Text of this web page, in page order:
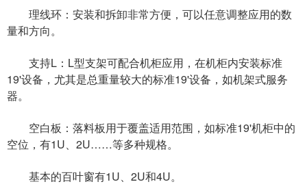
理线环：安装和拆卸非常方便，可以任意调整应用的数
量和方向。
支持L：L型支架可配合机柜应用，在机柜内安装标准
19'设备，尤其是总重量较大的标准19'设备，如机架式服务
器。
空白板：落料板用于覆盖适用范围，如标准19'机柜中的
空位，有1U、2U……等多种规格。
基本的百叶窗有1U、2U和4U。